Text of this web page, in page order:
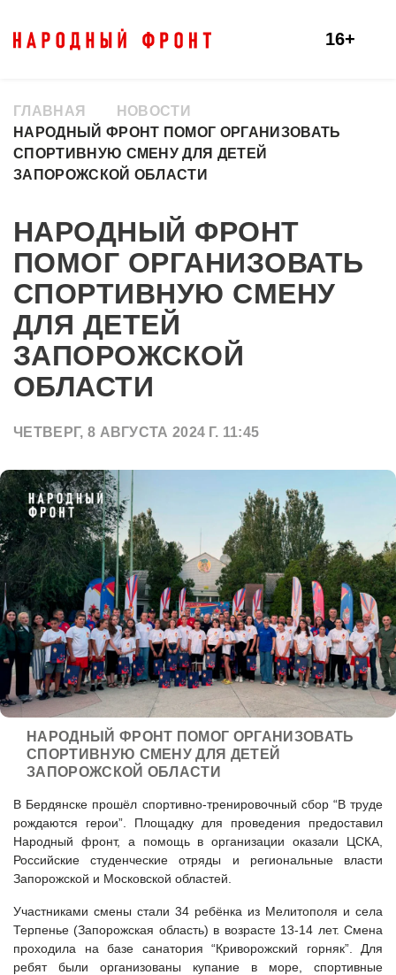
16+
ГЛАВНАЯ
НОВОСТИ
НАРОДНЫЙ ФРОНТ ПОМОГ ОРГАНИЗОВАТЬ
СПОРТИВНУЮ СМЕНУ ДЛЯ ДЕТЕЙ
ЗАПОРОЖСКОЙ ОБЛАСТИ
НАРОДНЫЙ ФРОНТ
ПОМОГ ОРГАНИЗОВАТЬ
СПОРТИВНУЮ СМЕНУ
ДЛЯ ДЕТЕЙ
ЗАПОРОЖСКОЙ
ОБЛАСТИ
ЧЕТВЕРГ, 8 АВГУСТА 2024 Г. 11:45
НАРОДНЫЙ ФРОНТ ПОМОГ ОРГАНИЗОВАТЬ
СПОРТИВНУЮ СМЕНУ ДЛЯ ДЕТЕЙ
ЗАПОРОЖСКОЙ ОБЛАСТИ
В Бердянске прошёл спортивно-тренировочный сбор “В труде
рождаются герои”. Площадку для проведения предоставил
Народный фронт, а помощь в организации оказали ЦСКА,
Российские студенческие отряды и региональные власти
Запорожской и Московской областей.
Участниками смены стали 34 ребёнка из Мелитополя и села
Терпенье (Запорожская область) в возрасте 13-14 лет. Смена
проходила на базе санатория “Криворожский горняк”. Для
ребят были организованы купание в море, спортивные